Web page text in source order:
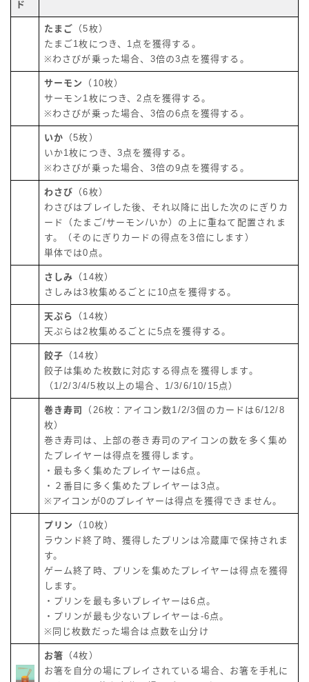
ド
たまご （5枚）
たまご1枚につき、1点を獲得する。
※わさびが乗った場合、3倍の3点を獲得する。
サーモン
（10枚）
サーモン1枚につき、2点を獲得する。
※わさびが乗った場合、3倍の6点を獲得する。
いか （5枚）
いか1枚につき、3点を獲得する。
※わさびが乗った場合、3倍の9点を獲得する。
わさび （6枚）
わさびはプレイした後、それ以降に出した次のにぎりカ
ード（たまご/サーモン/いか）の上に重ねて配置されま
す。（そのにぎりカードの得点を3倍にします）
単体では0点。
さしみ （14枚）
さしみは3枚集めるごとに10点を獲得する。
天ぷら
（14枚）
天ぷらは2枚集めるごとに5点を獲得する。
餃子 （14枚）
餃子は集めた枚数に対応する得点を獲得します。
（1/2/3/4/5枚以上の場合、1/3/6/10/15点）
巻き寿司
（26枚：アイコン数1/2/3個のカードは6/12/8
枚）
巻き寿司は、上部の巻き寿司のアイコンの数を多く集め
たプレイヤーは得点を獲得します。
・最も多く集めたプレイヤーは6点。
・２番目に多く集めたプレイヤーは3点。
※アイコンが0のプレイヤーは得点を獲得できません。
プリン
（10枚）
ラウンド終了時、獲得したプリンは冷蔵庫で保持されま
す。
ゲーム終了時、プリンを集めたプレイヤーは得点を獲得
します。
・プリンを最も多いプレイヤーは6点。
・プリンが最も少ないプレイヤーは-6点。
※同じ枚数だった場合は点数を山分け
お箸 （4枚）
お箸を自分の場にプレイされている場合、お箸を手札に